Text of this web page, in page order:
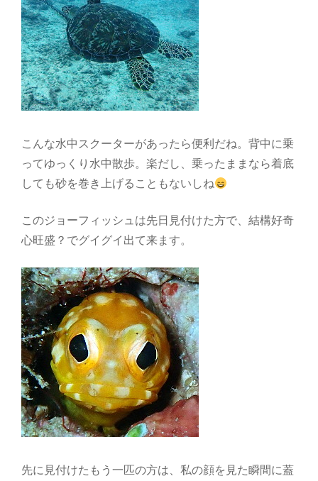
こんな水中スクーターがあったら便利だね。背中に乗
ってゆっくり水中散歩。楽だし、乗ったままなら着底
しても砂を巻き上げることもないしね
このジョーフィッシュは先日見付けた方で、結構好奇
心旺盛？でグイグイ出て来ます。
先に見付けたもう一匹の方は、私の顔を見た瞬間に蓋